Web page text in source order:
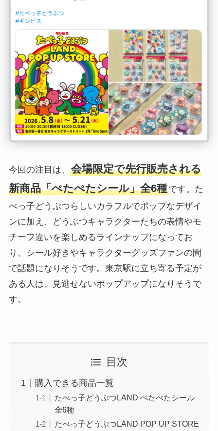
今回の注目は、 会場限定で先行販売される
新商品「ぺたぺたシール」全6種です。た
べっ子どうぶつらしいカラフルでポップなデザイ
ンに加え、どうぶつキャラクターたちの表情やモ
チーフ違いを楽しめるラインナップになってお
り、シール好きやキャラクターグッズファンの間
で話題になりそうです。東京駅に立ち寄る予定が
ある人は、見逃せないポップアップになりそうで
す。
目次
購入できる商品一覧
たべっ子どうぶつLAND ぺたぺたシール
全6種
たべっ子どうぶつLAND POP UP STORE